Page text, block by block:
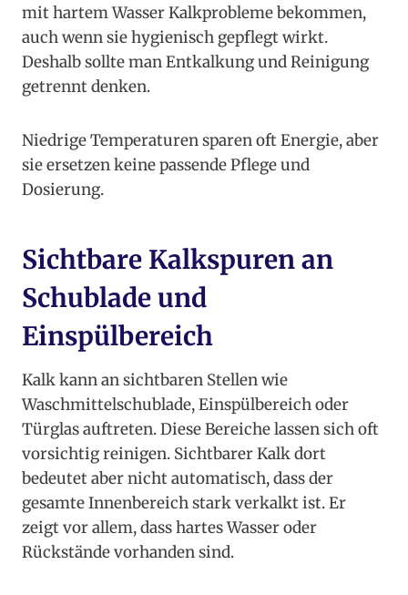
mit hartem Wasser Kalkprobleme bekommen,
auch wenn sie hygienisch gepflegt wirkt.
Deshalb sollte man Entkalkung und Reinigung
getrennt denken.
Niedrige Temperaturen sparen oft Energie, aber
sie ersetzen keine passende Pflege und
Dosierung.
Sichtbare Kalkspuren an
Schublade und
Einspülbereich
Kalk kann an sichtbaren Stellen wie
Waschmittelschublade, Einspülbereich oder
Türglas auftreten. Diese Bereiche lassen sich oft
vorsichtig reinigen. Sichtbarer Kalk dort
bedeutet aber nicht automatisch, dass der
gesamte Innenbereich stark verkalkt ist. Er
zeigt vor allem, dass hartes Wasser oder
Rückstände vorhanden sind.